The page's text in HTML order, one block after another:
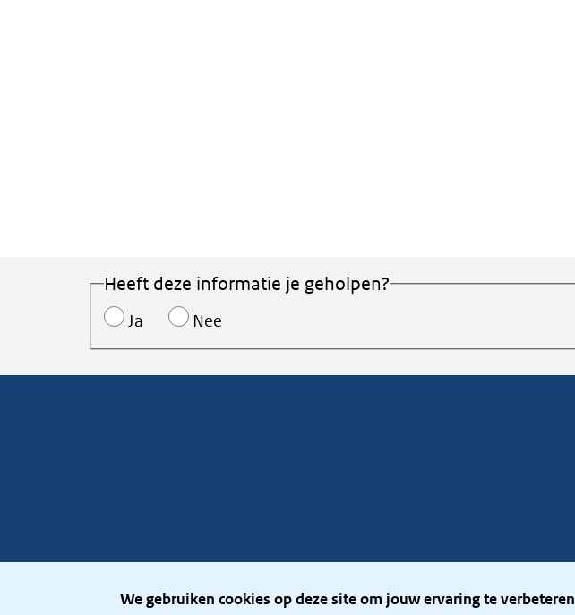
We gebruiken cookies op deze site om jouw ervaring te verbeteren
Heeft deze informatie je geholpen?
Ja Nee